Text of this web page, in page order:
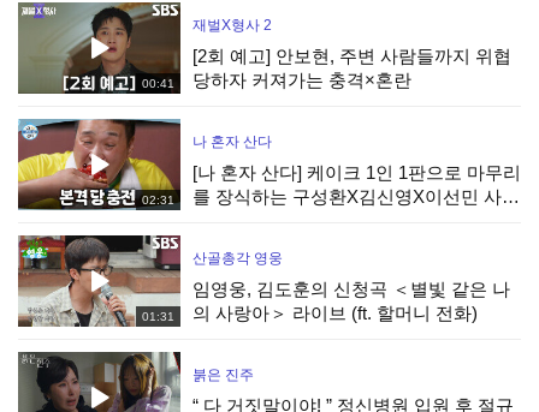
00:41
재벌X형사 2
[2회 예고] 안보현, 주변 사람들까지 위협
당하자 커져가는 충격×혼란
02:31
나 혼자 산다
[나 혼자 산다] 케이크 1인 1판으로 마무리
를 장식하는 구성환X김신영X이선민 사전
01:31
산골총각 영웅
임영웅, 김도훈의 신청곡 ＜별빛 같은 나
의 사랑아＞ 라이브 (ft. 할머니 전화)
붉은 진주
“ 다 거짓말이야! ” 정신병원 입원 후 절규